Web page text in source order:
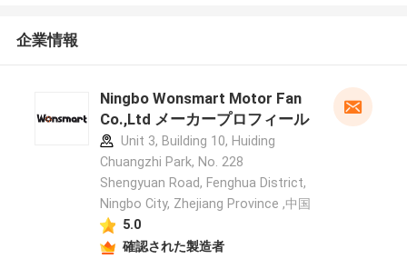
企業情報
Ningbo Wonsmart Motor Fan
Co.,Ltd メーカープロフィール
Unit 3, Building 10, Huiding
Chuangzhi Park, No. 228
Shengyuan Road, Fenghua District,
Ningbo City, Zhejiang Province ,中国
5.0
確認された製造者